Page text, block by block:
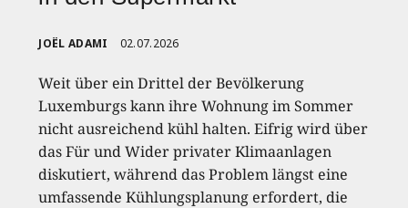
JOËL ADAMI 02.07.2026
Weit über ein Drittel der Bevölkerung
Luxemburgs kann ihre Wohnung im Sommer
nicht ausreichend kühl halten. Eifrig wird über
das Für und Wider privater Klimaanlagen
diskutiert, während das Problem längst eine
umfassende Kühlungsplanung erfordert, die